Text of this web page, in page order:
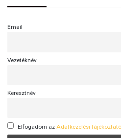
Email
Vezetéknév
Keresztnév
Elfogadom az Adatkezelési